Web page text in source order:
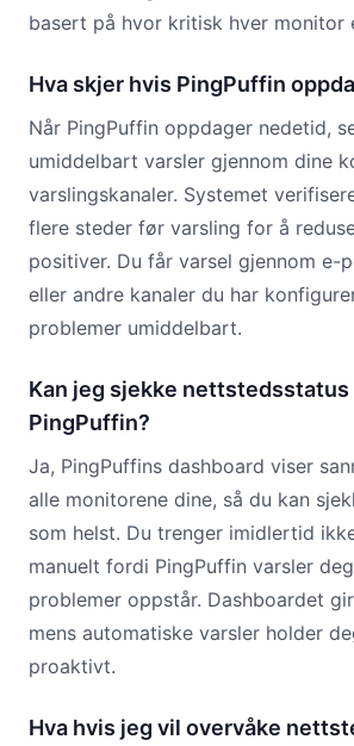
basert på hvor kritisk hver monitor
Hva skjer hvis PingPuffin
Når PingPuffin oppdager nedetid,
umiddelbart varsler gjennom dine
varslingskanaler. Systemet
flere steder før varsling for å
positiver. Du får varsel gjennom e-
eller andre kanaler du har
problemer umiddelbart.
Kan jeg sjekke nettstedsstatus
PingPuffin?
Ja, PingPuffins dashboard viser
alle monitorene dine, så du kan
som helst. Du trenger imidlertid
manuelt fordi PingPuffin varsler
problemer oppstår. Dashboardet
mens automatiske varsler holder
proaktivt.
Hva hvis jeg vil overvåke